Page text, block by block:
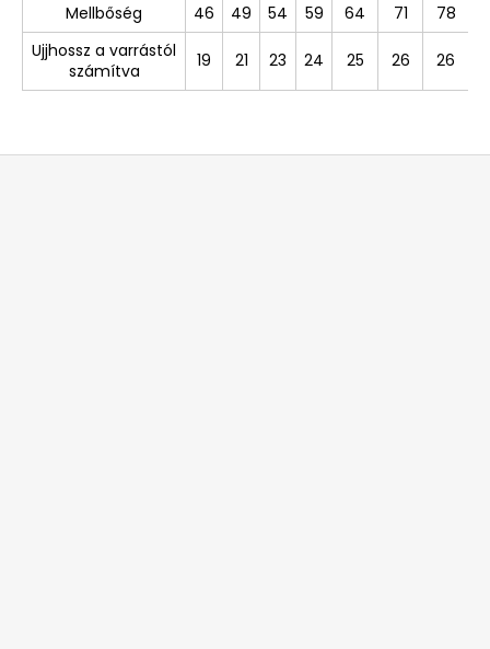
Mellbőség
46 49 54 59 64 71
78
Ujjhossz a varrástól
számítva
19 21 23 24 25 26 26
L